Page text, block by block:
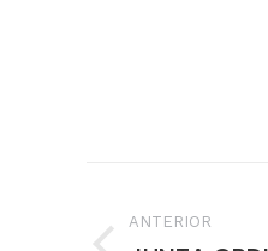
ANTERIOR